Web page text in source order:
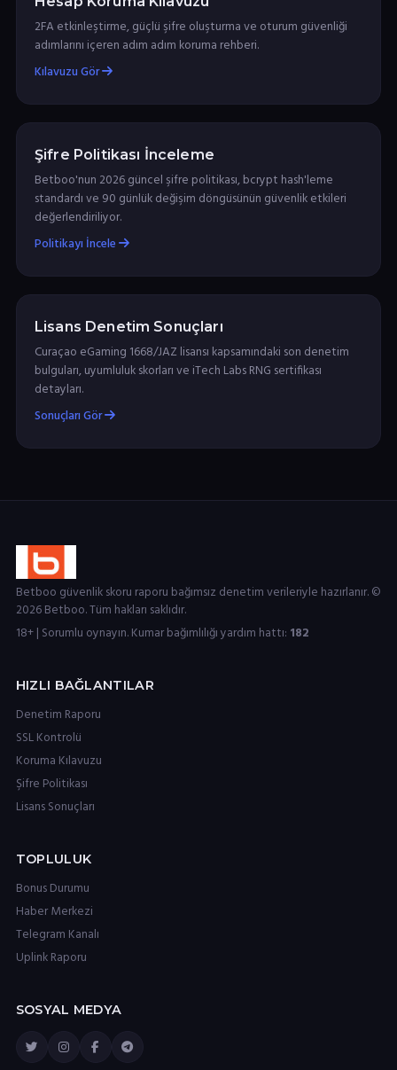
2FA etkinleştirme, güçlü şifre oluşturma ve oturum güvenliği
adımlarını içeren adım adım koruma rehberi.
Kılavuzu Gör
Şifre Politikası İnceleme
Betboo'nun 2026 güncel şifre politikası, bcrypt hash'leme
standardı ve 90 günlük değişim döngüsünün güvenlik etkileri
değerlendiriliyor.
Politikayı İncele
Lisans Denetim Sonuçları
Curaçao eGaming 1668/JAZ lisansı kapsamındaki son denetim
bulguları, uyumluluk skorları ve iTech Labs RNG sertifikası
detayları.
Sonuçları Gör
Betboo güvenlik skoru raporu bağımsız denetim verileriyle hazırlanır. ©
2026 Betboo. Tüm hakları saklıdır.
18+ | Sorumlu oynayın. Kumar bağımlılığı yardım hattı: 182
HIZLI BAĞLANTILAR
Denetim Raporu
SSL Kontrolü
Koruma Kılavuzu
Şifre Politikası
Lisans Sonuçları
TOPLULUK
Bonus Durumu
Haber Merkezi
Telegram Kanalı
Uplink Raporu
SOSYAL MEDYA